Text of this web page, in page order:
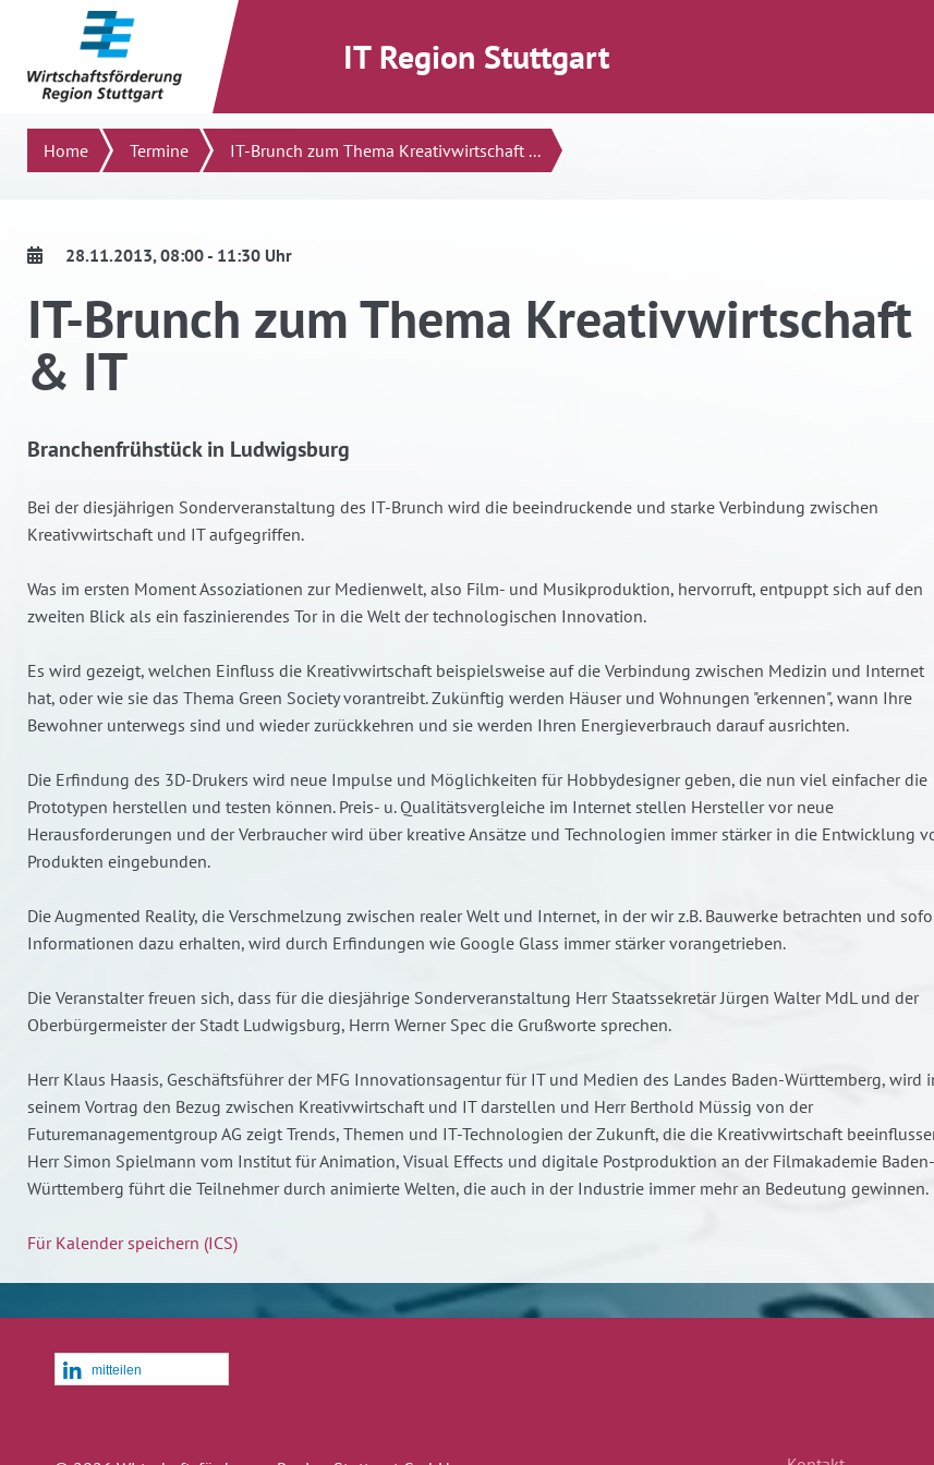
direkt zum Inhalt dieser Seite
direkt zum Menü springen
IT Region Stuttgart
Suchen
Home Termine IT-Brunch zum Thema Kreativwirtschaft ...
28.11.2013, 08:00 - 11:30 Uhr
IT-Brunch zum Thema Kreativwirtschaft
& IT
Branchenfrühstück in Ludwigsburg
Bei der diesjährigen Sonderveranstaltung des IT-Brunch wird die beeindruckende und starke Verbindung zwischen
Kreativwirtschaft und IT aufgegriffen.
Was im ersten Moment Assoziationen zur Medienwelt, also Film- und Musikproduktion, hervorruft, entpuppt sich auf den
zweiten Blick als ein faszinierendes Tor in die Welt der technologischen Innovation.
Es wird gezeigt, welchen Einfluss die Kreativwirtschaft beispielsweise auf die Verbindung zwischen Medizin und Internet
hat, oder wie sie das Thema Green Society vorantreibt. Zukünftig werden Häuser und Wohnungen "erkennen", wann Ihre
Bewohner unterwegs sind und wieder zurückkehren und sie werden Ihren Energieverbrauch darauf ausrichten.
Die Erfindung des 3D-Drukers wird neue Impulse und Möglichkeiten für Hobbydesigner geben, die nun viel einfacher die
Prototypen herstellen und testen können. Preis- u. Qualitätsvergleiche im Internet stellen Hersteller vor neue
Herausforderungen und der Verbraucher wird über kreative Ansätze und Technologien immer stärker in die Entwicklung
Produkten eingebunden.
Die Augmented Reality, die Verschmelzung zwischen realer Welt und Internet, in der wir z.B. Bauwerke betrachten und
Informationen dazu erhalten, wird durch Erfindungen wie Google Glass immer stärker vorangetrieben.
Die Veranstalter freuen sich, dass für die diesjährige Sonderveranstaltung Herr Staatssekretär Jürgen Walter MdL und der
Oberbürgermeister der Stadt Ludwigsburg, Herrn Werner Spec die Grußworte sprechen.
Herr Klaus Haasis, Geschäftsführer der MFG Innovationsagentur für IT und Medien des Landes Baden-Württemberg, wird
seinem Vortrag den Bezug zwischen Kreativwirtschaft und IT darstellen und Herr Berthold Müssig von der
Futuremanagementgroup AG zeigt Trends, Themen und IT-Technologien der Zukunft, die die Kreativwirtschaft
Herr Simon Spielmann vom Institut für Animation, Visual Effects und digitale Postproduktion an der Filmakademie Baden-
Württemberg führt die Teilnehmer durch animierte Welten, die auch in der Industrie immer mehr an Bedeutung gewinnen.
Für Kalender speichern (ICS)
mitteilen